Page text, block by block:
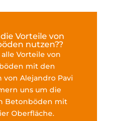
Vorteile von
nutzen??
Vorteile von
mit den
Alejandro Pavi
uns um die
Betonböden mit
Oberfläche.